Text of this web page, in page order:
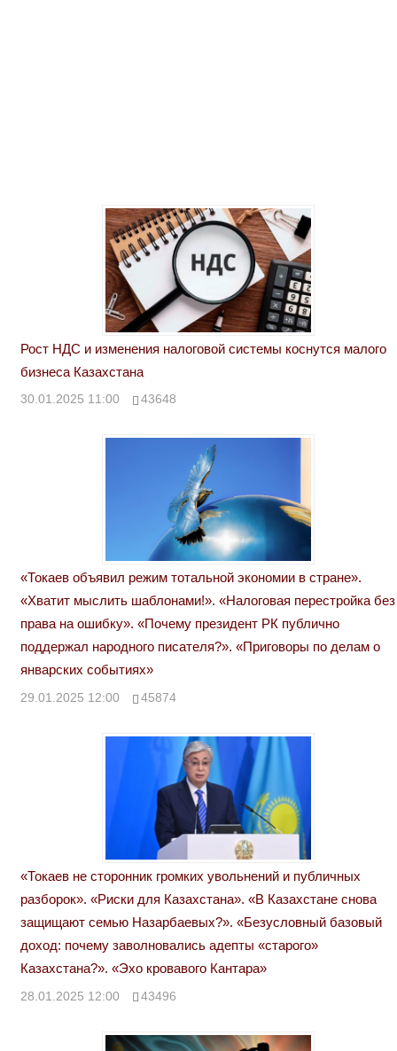
Рост НДС и изменения налоговой системы коснутся малого
бизнеса Казахстана
30.01.2025 11:00 43648
«Токаев объявил режим тотальной экономии в стране».
«Хватит мыслить шаблонами!». «Налоговая перестройка без
права на ошибку». «Почему президент РК публично
поддержал народного писателя?». «Приговоры по делам о
январских событиях»
29.01.2025 12:00 45874
«Токаев не сторонник громких увольнений и публичных
разборок». «Риски для Казахстана». «В Казахстане снова
защищают семью Назарбаевых?». «Безусловный базовый
доход: почему заволновались адепты «старого»
Казахстана?». «Эхо кровавого Кантара»
28.01.2025 12:00 43496